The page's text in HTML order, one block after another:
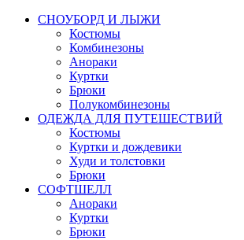
СНОУБОРД И ЛЫЖИ
Костюмы
Комбинезоны
Анораки
Куртки
Брюки
Полукомбинезоны
ОДЕЖДА ДЛЯ ПУТЕШЕСТВИЙ
Костюмы
Куртки и дождевики
Худи и толстовки
Брюки
СОФТШЕЛЛ
Анораки
Куртки
Брюки